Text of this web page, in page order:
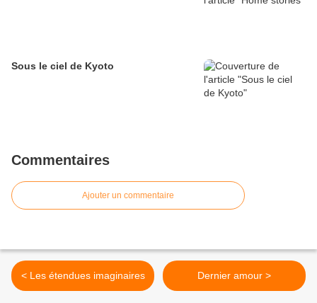
Sous le ciel de Kyoto
Commentaires
Ajouter un commentaire
< Les étendues imaginaires Dernier amour >